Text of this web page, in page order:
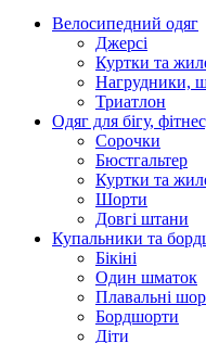
Велосипедний одяг
Джерсі
Куртки та
Нагрудники,
Триатлон
Одяг для бігу,
Сорочки
Бюстгальтер
Куртки та
Шорти
Довгі штани
Купальники та
Бікіні
Один шматок
Плавальні
Бордшорти
Діти